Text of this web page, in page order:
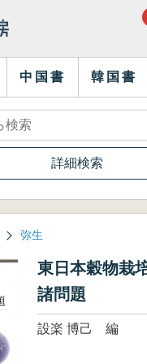
中国書 韓国書
詳細検索
弥生
東日本穀物栽
諸問題
設楽 博己 編